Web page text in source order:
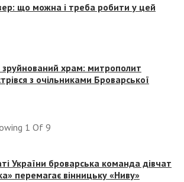
що можна і треба робити у цей
храм: митрополит
з очільниками Броварської
1 Of 9
України броварська команда дівчат
перемагає вінницьку «Ниву»